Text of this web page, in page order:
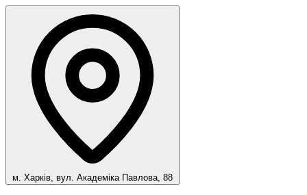
м. Харків, вул. Академіка Павлова, 88